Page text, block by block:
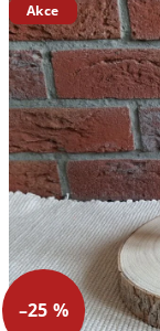
produktu
je
0,0
z
5
hvězdiček.
Akce
–25 %